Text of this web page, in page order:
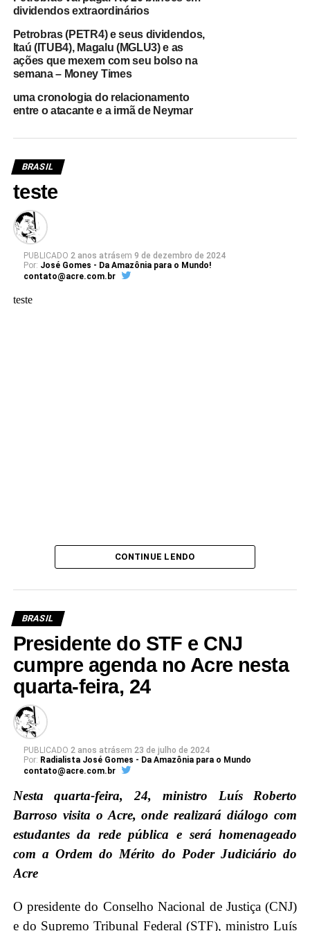
dividendos extraordinários
Petrobras (PETR4) e seus dividendos,
Itaú (ITUB4), Magalu (MGLU3) e as
ações que mexem com seu bolso na
semana – Money Times
uma cronologia do relacionamento
entre o atacante e a irmã de Neymar
BRASIL
teste
PUBLICADO 2 anos atrásem 9 de dezembro de 2024
Por: José Gomes - Da Amazônia para o Mundo!
contato@acre.com.br
teste
CONTINUE LENDO
BRASIL
Presidente do STF e CNJ
cumpre agenda no Acre nesta
quarta-feira, 24
PUBLICADO 2 anos atrásem 23 de julho de 2024
Por: Radialista José Gomes - Da Amazônia para o Mundo
contato@acre.com.br
Nesta quarta-feira, 24, ministro Luís Roberto
Barroso visita o Acre, onde realizará diálogo com
estudantes da rede pública e será homenageado
com a Ordem do Mérito do Poder Judiciário do
Acre
O presidente do Conselho Nacional de Justiça (CNJ)
e do Supremo Tribunal Federal (STF), ministro Luís